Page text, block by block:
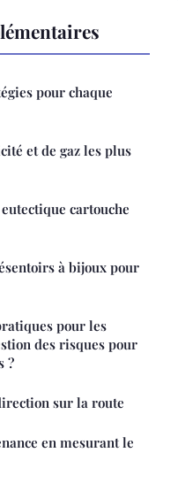
pour chaque
et de gaz les plus
cartouche
à bijoux pour
pour les
des risques pour
?
sur la route
en mesurant le